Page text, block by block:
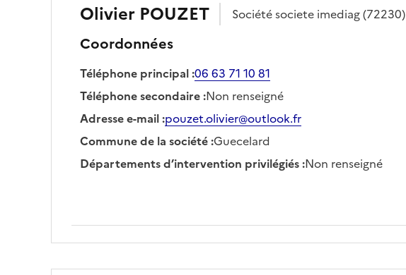
Olivier POUZET Sociétésociete imediag(72230)
Coordonnées
Téléphone principal:06 63 71 10 81
Téléphone secondaire:Non renseigné
Adresse e-mail:pouzet.olivier@outlook.fr
Commune de la société:Guecelard
Départements d’intervention privilégiés:Non renseigné